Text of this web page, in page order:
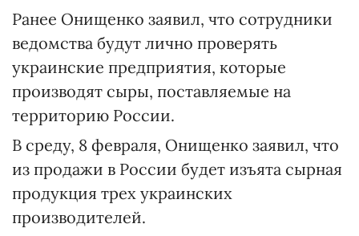
Ранее Онищенко заявил, что сотрудники
ведомства будут лично проверять
украинские предприятия, которые
производят сыры, поставляемые на
территорию России.
В среду, 8 февраля, Онищенко заявил, что
из продажи в России будет изъята сырная
продукция трех украинских
производителей.